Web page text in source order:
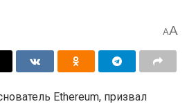
AA
Ethereum, призвал